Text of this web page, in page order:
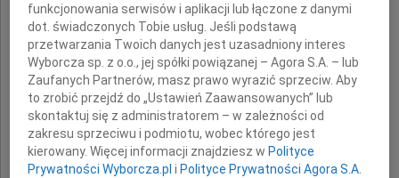
Gertruda Bielewicz
z domu Młynowska
"Tudzia"
funkcjonowania serwisów i aplikacji lub łączone z danymi
dot. świadczonych Tobie usług. Jeśli podstawą
przetwarzania Twoich danych jest uzasadniony interes
Wyborcza sp. z o.o., jej spółki powiązanej – Agora S.A. – lub
Zaufanych Partnerów, masz prawo wyrazić sprzeciw. Aby
to zrobić przejdź do „Ustawień Zaawansowanych” lub
skontaktuj się z administratorem – w zależności od
zakresu sprzeciwu i podmiotu, wobec którego jest
kierowany. Więcej informacji znajdziesz w Polityce
Prywatności Wyborcza.pl i Polityce Prywatności Agora S.A.